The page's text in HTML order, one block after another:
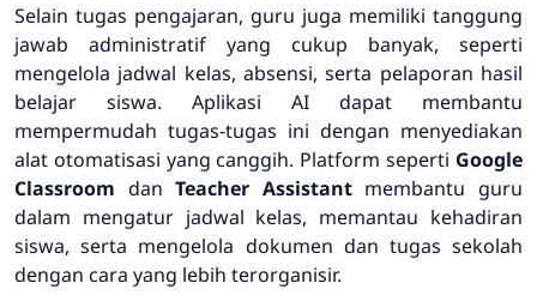
Selain tugas pengajaran, guru juga memiliki tanggung
jawab administratif yang cukup banyak, seperti
mengelola jadwal kelas, absensi, serta pelaporan hasil
belajar siswa. Aplikasi AI dapat membantu
mempermudah tugas-tugas ini dengan menyediakan
alat otomatisasi yang canggih. Platform seperti Google
Classroom danTeacher Assistantmembantu guru
dalam mengatur jadwal kelas, memantau kehadiran
siswa, serta mengelola dokumen dan tugas sekolah
dengan cara yang lebih terorganisir.